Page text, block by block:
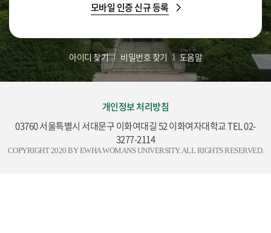
모바일 인증 신규 등록
아이디 찾기 비밀번호 찾기 도움말
개인정보 처리방침
03760 서울특별시 서대문구 이화여대길 52 이화여자대학교 TEL 02-
3277-2114
COPYRIGHT 2020 BY EWHA WOMANS UNIVERSITY. ALL RIGHTS RESERVED.